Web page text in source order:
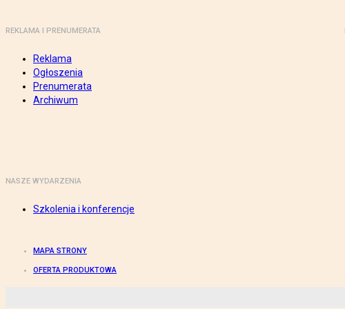
REKLAMA I PRENUMERATA
Reklama
Ogłoszenia
Prenumerata
Archiwum
NASZE WYDARZENIA
Szkolenia i konferencje
MAPA STRONY
OFERTA PRODUKTOWA